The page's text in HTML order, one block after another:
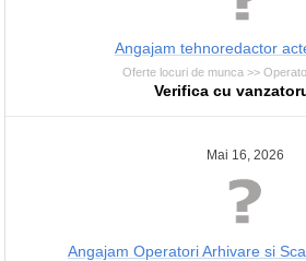
Angajam tehnoredactor
Oferte locuri de munca >>
Verifica cu
Mai 16, 2026
Angajam Operatori Arhivare si